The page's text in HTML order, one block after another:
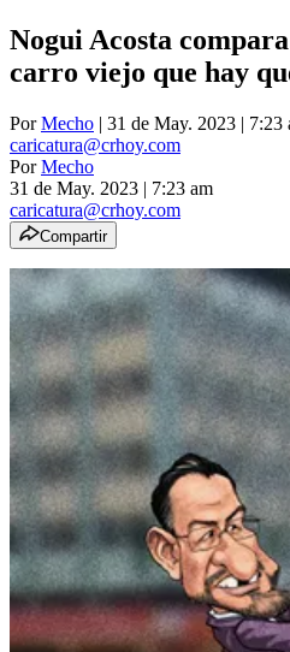
Nogui Acosta
carro viejo que hay
PorMecho | 31 de May. 2023 | 7:23
caricatura@crhoy.com
PorMecho
31 de May. 2023 | 7:23 am
caricatura@crhoy.com
Compartir